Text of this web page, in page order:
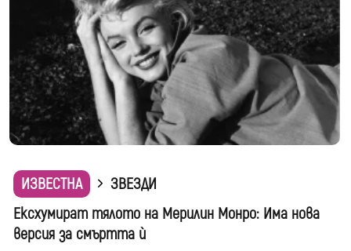
ИЗВЕСТНА
ЗВЕЗДИ
Ексхумират тялото на Мерилин Монро: Има нова
версия за смъртта ѝ